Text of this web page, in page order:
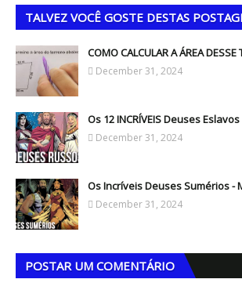
TALVEZ VOCÊ GOSTE DESTAS
COMO CALCULAR A ÁREA DESSE
December 31, 2024
Os 12 INCRÍVEIS Deuses
December 31, 2024
Os Incríveis Deuses Sumérios -
December 31, 2024
POSTAR UM COMENTÁRIO